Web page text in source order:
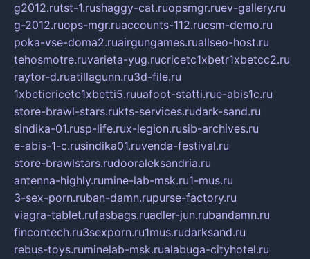
g2012.rutst-1.rushaggy-cat.ruopsmgr.ruev-gallery.ru
g-2012.ruops-mgr.ruaccounts-112.rucsm-demo.ru
poka-vse-doma2.ruairgungames.ruallseo-host.ru
tehosmotre.ruvarieta-yug.rucricetc1xbetr1xbetcc2.ru
raytor-d.ruatillagunn.ru3d-file.ru
1xbeticricetc1xbetti5.ruuafoot-statti.rue-abis1c.ru
store-brawl-stars.rukts-services.rudark-sand.ru
sindika-01.rusp-life.rux-legion.rusib-archives.ru
e-abis-1-c.rusindika01.ruvenda-festival.ru
store-brawlstars.rudooraleksandria.ru
antenna-highly.rumine-lab-msk.ru1-mus.ru
3-sex-porn.ruban-damn.rupurse-factory.ru
viagra-tablet.rufasbags.ruadler-jun.rubandamn.ru
fincontech.ru3sexporn.ru1mus.rudarksand.ru
rebus-toys.ruminelab-msk.rualabuga-cityhotel.ru